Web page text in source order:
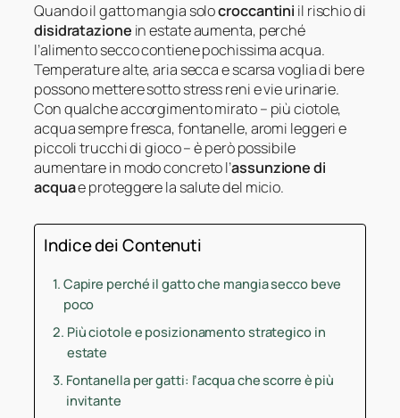
Quando il gatto mangia solocroccantini il rischio di
disidratazione in estate aumenta, perché
l’alimento secco contiene pochissima acqua.
Temperature alte, aria secca e scarsa voglia di bere
possono mettere sotto stress reni e vie urinarie.
Con qualche accorgimento mirato – più ciotole,
acqua sempre fresca, fontanelle, aromi leggeri e
piccoli trucchi di gioco – è però possibile
aumentare in modo concreto l’assunzione di
acquae proteggere la salute del micio.
Indice dei Contenuti
Capire perché il gatto che mangia secco beve
poco
Più ciotole e posizionamento strategico in
estate
Fontanella per gatti: l’acqua che scorre è più
invitante